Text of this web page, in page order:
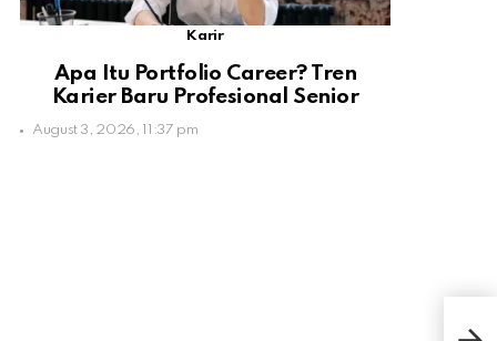
Karir
Apa Itu Portfolio Career? Tren
Karier Baru Profesional Senior
August 3, 2026, 11:37 pm
5